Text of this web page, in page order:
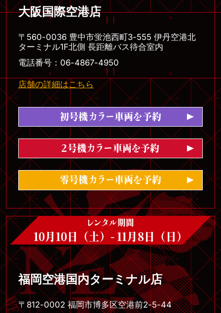
大阪国際空港店
〒560-0036 豊中市蛍池西町3-555 伊丹空港北
ターミナル1F北側 長距離バス待合室内
電話番号：06-4867-4950
店舗の詳細はこちら
初号機カラー車両を予約
2号機カラー車両を予約
零号機カラー車両を予約
レンタル期間
10月10日（土）- 11月8日（日）
福岡空港国内ターミナル店
〒812-0002 福岡市博多区空港前2-5-44